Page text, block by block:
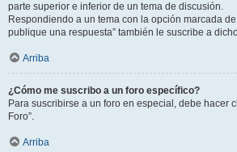
parte superior e inferior de un tema de discusión.
Respondiendo a un tema con la opción marcada
publique una respuesta” también le suscribe a
Arriba
¿Cómo me suscribo a un foro específico?
Para suscribirse a un foro en especial, debe hacer
Foro”.
Arriba